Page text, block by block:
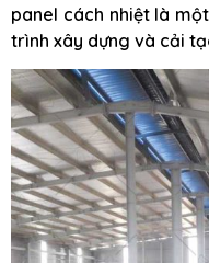
panel cách nhiệt là
trình xây dựng và cải